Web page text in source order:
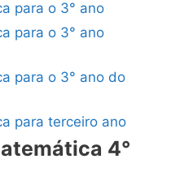
para o 3° ano
para o 3° ano
para o 3° ano do
para terceiro ano
4°